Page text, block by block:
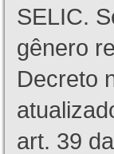
SELIC.
gênero
Decreto
art. 39